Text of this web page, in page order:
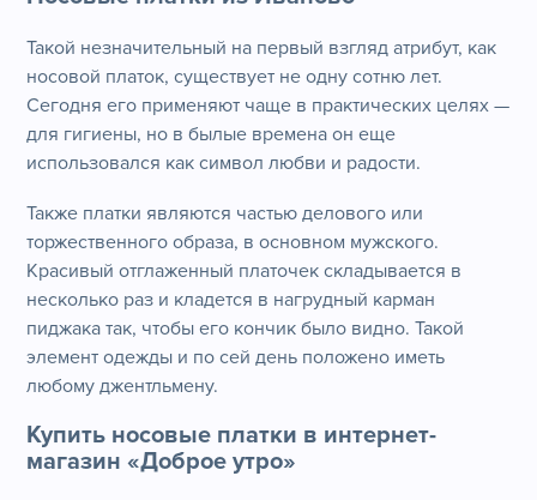
Такой незначительный на первый взгляд атрибут, как
носовой платок, существует не одну сотню лет.
Сегодня его применяют чаще в практических целях —
для гигиены, но в былые времена он еще
использовался как символ любви и радости.
Также платки являются частью делового или
торжественного образа, в основном мужского.
Красивый отглаженный платочек складывается в
несколько раз и кладется в нагрудный карман
пиджака так, чтобы его кончик было видно. Такой
элемент одежды и по сей день положено иметь
любому джентльмену.
Купить носовые платки в интернет-
магазин «Доброе утро»